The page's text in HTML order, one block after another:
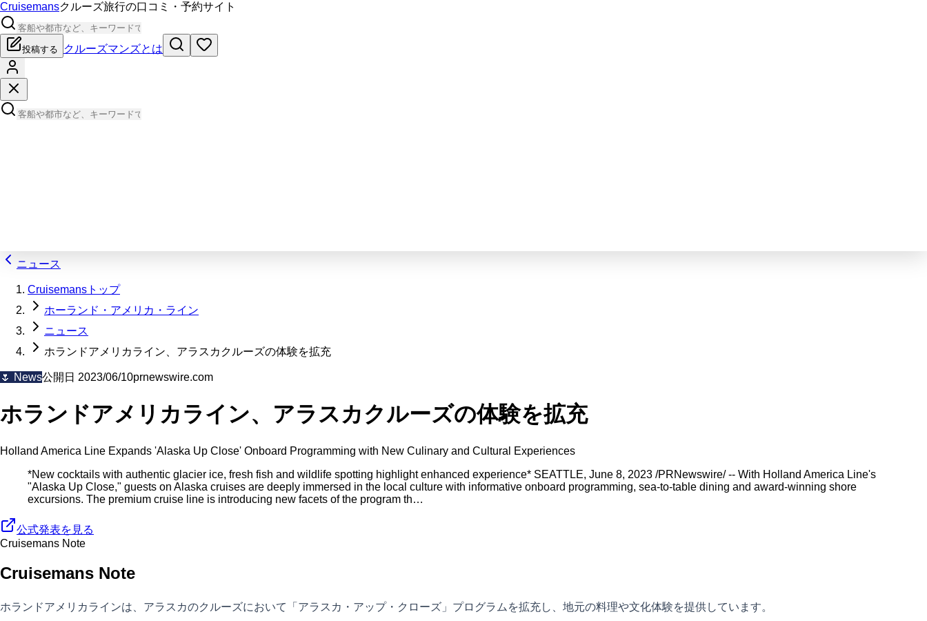
Cruisemansクルーズ旅行の口コミ・予約サイト
投稿する クルーズマンズとは
ニュース
Cruisemansトップ
ホーランド・アメリカ・ライン
ニュース
ホランドアメリカライン、アラスカクルーズの体験を拡充
🌷 News公開日 2023/06/10prnewswire.com
ホランドアメリカライン、アラスカクルーズの体験を拡充
Holland America Line Expands 'Alaska Up Close' Onboard Programming with New Culinary and Cultural Experiences
*New cocktails with authentic glacier ice, fresh fish and wildlife spotting highlight enhanced experience* SEATTLE, June 8, 2023 /PRNewswire/ -- With Holland America Line's
"Alaska Up Close," guests on Alaska cruises are deeply immersed in the local culture with informative onboard programming, sea-to-table dining and award-winning shore
excursions. The premium cruise line is introducing new facets of the program th…
公式発表を見る
Cruisemans Note
Cruisemans Note
ホランドアメリカラインは、アラスカのクルーズにおいて「アラスカ・アップ・クローズ」プログラムを拡充し、地元の料理や文化体験を提供しています。